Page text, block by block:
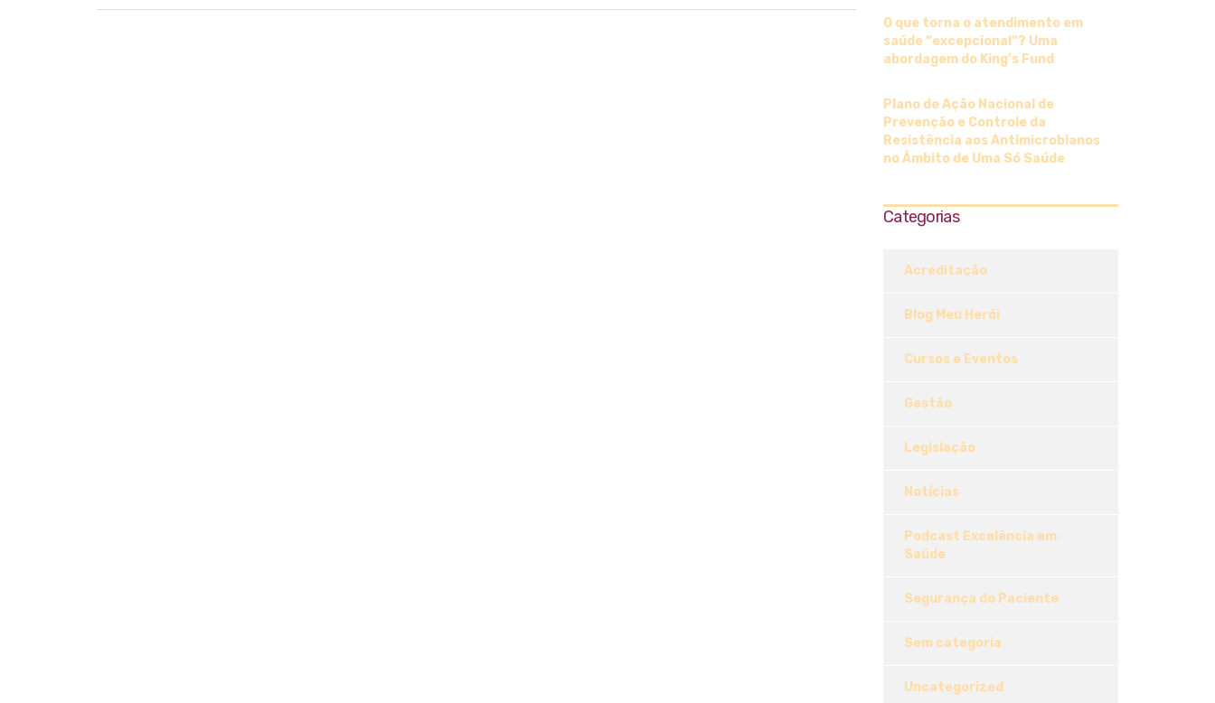
O que torna o atendimento em
saúde “excepcional”? Uma
abordagem do King’s Fund
Plano de Ação Nacional de
Prevenção e Controle da
Resistência aos Antimicrobianos
no Âmbito de Uma Só Saúde
Categorias
Acreditação
Blog Meu Herói
Cursos e Eventos
Gestão
Legislação
Notícias
Podcast Excelência em
Saúde
Segurança do Paciente
Sem categoria
Uncategorized